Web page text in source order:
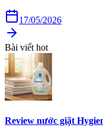
17/05/2026
Bài viết hot
Review nước giặt